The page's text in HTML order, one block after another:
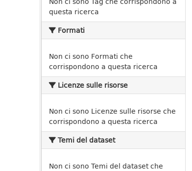
questa ricerca
Formati
Non ci sono Formati che
corrispondono a questa ricerca
Licenze sulle risorse
Non ci sono Licenze sulle risorse che
corrispondono a questa ricerca
Temi del dataset
Non ci sono Temi del dataset che